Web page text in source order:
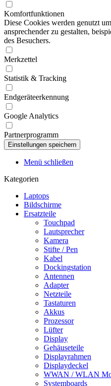
Komfortfunktionen
Diese Cookies werden genutzt
ansprechender zu gestalten,
des Besuchers.
Merkzettel
Statistik & Tracking
Endgeräteerkennung
Google Analytics
Partnerprogramm
Menü schließen
Kategorien
Laptops
Bildschirme
Ersatzteile
Touchpad
Lautsprecher
Kamera
Stifte / Pen
Kabel
Dockingstation
Antennen
Adapter
Netzteile
Tastaturen
Akkus
Prozessor
Lüfter
Display
Gehäuseteile
Displayrahmen
Displaydeckel
WWAN / WLAN
Systemboards